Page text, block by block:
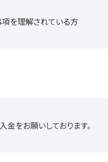
を理解されている方
をお願いしております。